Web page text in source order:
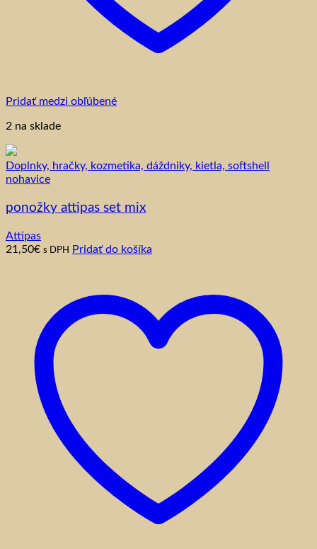
Pridať medzi obľúbené
2 na sklade
Doplnky, hračky, kozmetika, dáždniky, kietla, softshell
nohavice
ponožky attipas set mix
Attipas
21,50€ s DPH Pridať do košíka